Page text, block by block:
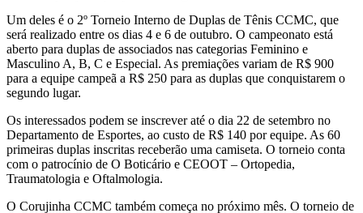
Um deles é o 2º Torneio Interno de Duplas de Tênis CCMC, que
será realizado entre os dias 4 e 6 de outubro. O campeonato está
aberto para duplas de associados nas categorias Feminino e
Masculino A, B, C e Especial. As premiações variam de R$ 900
para a equipe campeã a R$ 250 para as duplas que conquistarem o
segundo lugar.
Os interessados podem se inscrever até o dia 22 de setembro no
Departamento de Esportes, ao custo de R$ 140 por equipe. As 60
primeiras duplas inscritas receberão uma camiseta. O torneio conta
com o patrocínio de O Boticário e CEOOT – Ortopedia,
Traumatologia e Oftalmologia.
O Corujinha CCMC também começa no próximo mês. O torneio de